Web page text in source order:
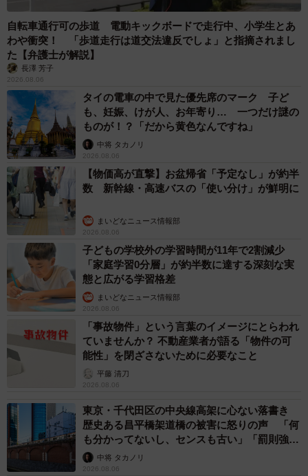
自転車通行可の歩道 電動キックボードで走行中、小学生とあ
わや衝突！ 「歩道走行は道交法違反でしょ」と指摘されまし
た【弁護士が解説】
長澤 芳子
2026.08.06
タイの電車の中で見た優先席のマーク 子ど
も、妊娠、けが人、お年寄り… 一つだけ謎の
ものが！？「だから黄色なんですね」
中将 タカノリ
2026.08.06
【物価高が直撃】お盆帰省「予定なし」が約半
数 新幹線・高速バスの「使い分け」が鮮明に
まいどなニュース情報部
2026.08.06
子どもの学校外の学習時間が11年で2割減少
「家庭学習0分層」が約半数に達する深刻な実
態と広がる学習格差
まいどなニュース情報部
2026.08.06
「事故物件」という言葉のイメージにとらわれ
ていませんか？ 不動産業者が語る「物件の可
能性」を閉ざさないために必要なこと
平藤 清刀
2026.08.06
東京・千代田区の中央線高架に心ない落書き
歴史ある昌平橋架道橋の被害に怒りの声 「何
も分かってないし、センスも古い」「罰則強化
して」中将 タカノリ
2026.08.06